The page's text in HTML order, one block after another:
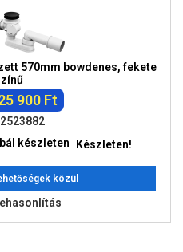
570mm bowdenes, fekete
900 Ft
Készleten!
közül